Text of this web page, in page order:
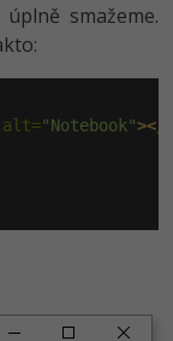
smažeme.
alt="Notebook"></